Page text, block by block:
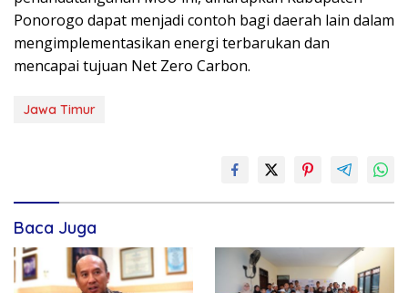
Ponorogo dapat menjadi contoh bagi daerah lain dalam
mengimplementasikan energi terbarukan dan
mencapai tujuan Net Zero Carbon.
Jawa Timur
Baca Juga